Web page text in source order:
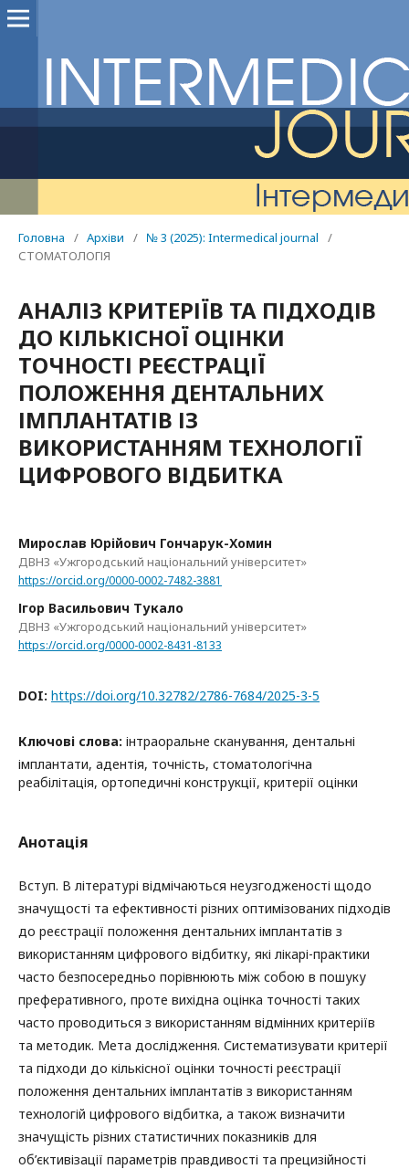
Головна / Архіви / № 3 (2025): Intermedical journal
/
СТОМАТОЛОГІЯ
АНАЛІЗ КРИТЕРІЇВ ТА ПІДХОДІВ
ДО КІЛЬКІСНОЇ ОЦІНКИ
ТОЧНОСТІ РЕЄСТРАЦІЇ
ПОЛОЖЕННЯ ДЕНТАЛЬНИХ
ІМПЛАНТАТІВ ІЗ
ВИКОРИСТАННЯМ ТЕХНОЛОГІЇ
ЦИФРОВОГО ВІДБИТКА
Мирослав Юрійович Гончарук-Хомин
ДВНЗ «Ужгородський національний університет»
https://orcid.org/0000-0002-7482-3881
Ігор Васильович Тукало
ДВНЗ «Ужгородський національний університет»
https://orcid.org/0000-0002-8431-8133
DOI: https://doi.org/10.32782/2786-7684/2025-3-5
Ключові слова: інтраоральне сканування, дентальні
імплантати, адентія, точність, стоматологічна
реабілітація, ортопедичні конструкції, критерії оцінки
Анотація
Вступ. В літературі відмічаються неузгодженості щодо
значущості та ефективності різних оптимізованих підходів
до реєстрації положення дентальних імплантатів з
використанням цифрового відбитку, які лікарі-практики
часто безпосередньо порівнюють між собою в пошуку
преферативного, проте вихідна оцінка точності таких
часто проводиться з використанням відмінних критеріїв
та методик. Мета дослідження. Систематизувати критерії
та підходи до кількісної оцінки точності реєстрації
положення дентальних імплантатів з використанням
технологій цифрового відбитка, а також визначити
значущість різних статистичних показників для
об’єктивізації параметрів правдивості та прецизійності